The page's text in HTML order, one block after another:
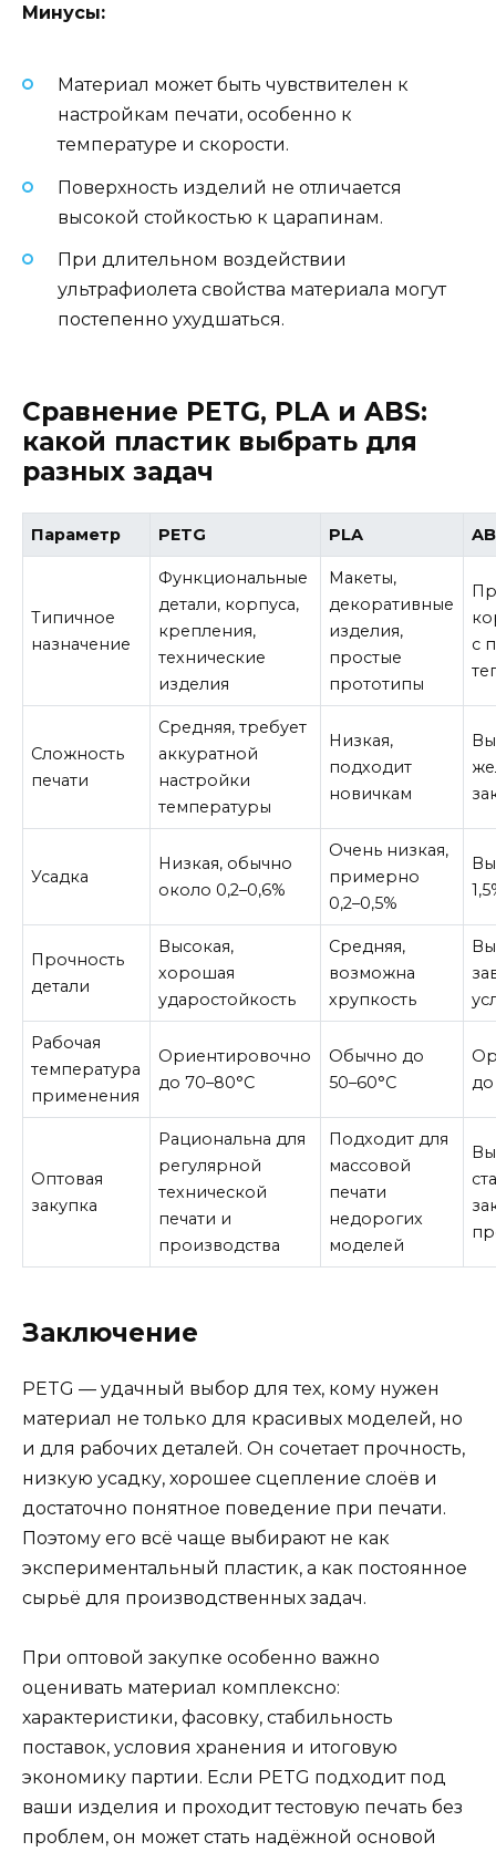
Минусы:
Материал может быть чувствителен к
настройкам печати, особенно к
температуре и скорости.
Поверхность изделий не отличается
высокой стойкостью к царапинам.
При длительном воздействии
ультрафиолета свойства материала могут
постепенно ухудшаться.
Сравнение PETG, PLA и ABS:
какой пластик выбрать для
разных задач
Параметр PETG PLA
Типичное
назначение
Функциональные
детали, корпуса,
крепления,
технические
изделия
Макеты,
декоративные
изделия,
простые
прототипы
с
Сложность
печати
Средняя, требует
аккуратной
настройки
температуры
Низкая,
подходит
новичкам
Усадка
Низкая, обычно
около 0,2–0,6%
Очень низкая,
примерно
0,2–0,5%
Прочность
детали
Высокая,
хорошая
ударостойкость
Средняя,
возможна
хрупкость
Рабочая
температура
применения
Ориентировочно
до 70–80°C
Обычно до
50–60°C
до
Оптовая
закупка
Рациональна для
регулярной
технической
печати и
производства
Подходит для
массовой
печати
недорогих
моделей
Заключение
PETG — удачный выбор для тех, кому нужен
материал не только для красивых моделей, но
и для рабочих деталей. Он сочетает прочность,
низкую усадку, хорошее сцепление слоёв и
достаточно понятное поведение при печати.
Поэтому его всё чаще выбирают не как
экспериментальный пластик, а как постоянное
сырьё для производственных задач.
При оптовой закупке особенно важно
оценивать материал комплексно:
характеристики, фасовку, стабильность
поставок, условия хранения и итоговую
экономику партии. Если PETG подходит под
ваши изделия и проходит тестовую печать без
проблем, он может стать надёжной основой